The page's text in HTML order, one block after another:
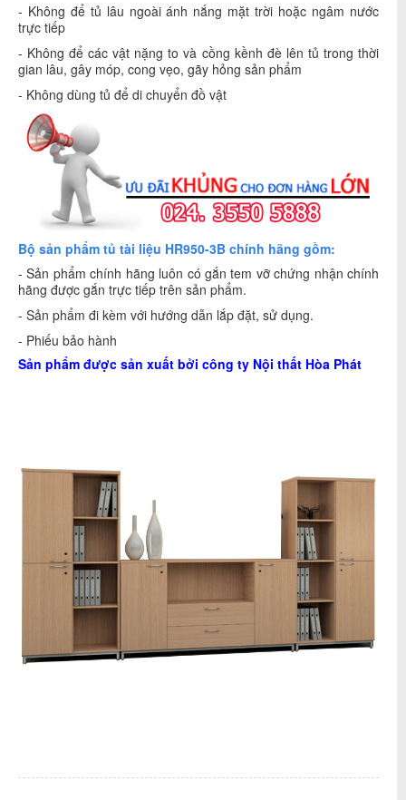
- Không để tủ lâu ngoài ánh nắng mặt trời hoặc ngâm nước
trực tiếp
- Không để các vật nặng to và cồng kềnh đè lên tủ trong thời
gian lâu, gây móp, cong vẹo, gãy hỏng sản phẩm
- Không dùng tủ để di chuyển đồ vật
Bộ sản phẩm tủ tài liệu HR950-3B chính hãng gồm:
- Sản phẩm chính hãng luôn có gắn tem vỡ chứng nhận chính
hãng được gắn trực tiếp trên sản phẩm.
- Sản phẩm đi kèm với hướng dẫn lắp đặt, sử dụng.
- Phiếu bảo hành
Sản phẩm được sản xuất bởi công ty Nội thất Hòa Phát